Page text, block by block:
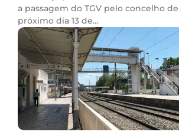
a passagem do TGV pelo concelho
próximo dia 13 de...